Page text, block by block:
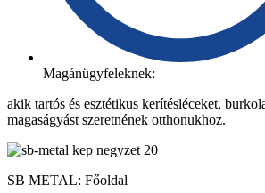
Magánügyfeleknek:
akik tartós és esztétikus kerítésléceket,
magaságyást szeretnének otthonukhoz.
SB METAL: Főoldal